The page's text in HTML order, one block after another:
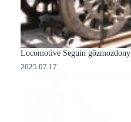
Locomotive Seguin gőzmozdony
2025.07.17.